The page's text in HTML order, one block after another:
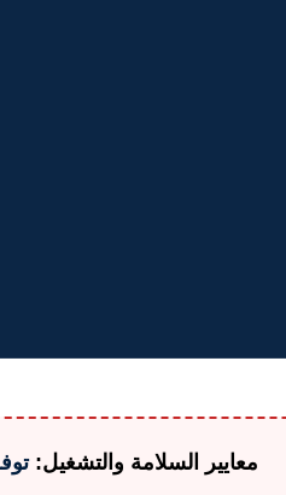
معايير السلامة والتشغيل: